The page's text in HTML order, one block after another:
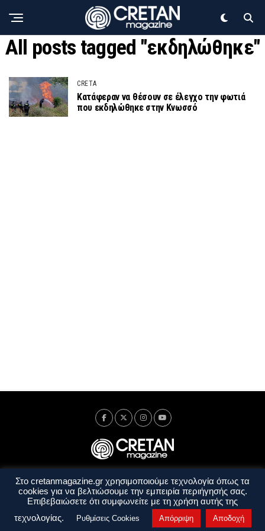
All posts tagged "εκδηλώθηκε"
CRETA
Κατάφεραν να θέσουν σε έλεγχο την φωτιά
που εκδηλώθηκε στην Κνωσσό
Ταυτότητα Πολιτική Απορρήτου
Όροι Χρήσης
Όροι και Προϋποθέσεις
Στο cretanmagazine.gr χρησιμοποιούμε τεχνολογία όπως τα
cookies για να βελτιώσουμε την εμπειρία περιήγησής σας.
Επιβεβαιώσετε ότι συμφωνείτε με τη χρήση αυτής της
τεχνολογίας.
Ρυθμίσεις Cookies Απόρριψη Αποδοχή